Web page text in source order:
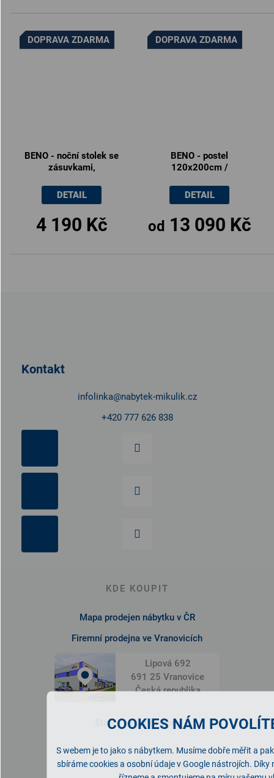
COOKIES NÁM
S webem je to jako s nábytkem. Musíme dobře měřit a
sbíráme cookies a osobní údaje v Google nástrojích. Díky
DOPRAVA ZDARMA
BENO - noční stolek se
zásuvkami,
4 190 Kč
DETAIL
DOPRAVA ZDARMA
BENO - postel
120x200cm /
od 13 090 Kč
DETAIL
Kontakt
infolinka@nabytek-mikulik.cz
+420 777 626 838
KDE KOUPIT
Mapa prodejen nábytku v ČR
Firemní prodejna ve Vranovicích
Lipová 692
691 25 Vranovice
Česká republika
Staňte se prodejcem
NABÍDKA NÁBYTKU